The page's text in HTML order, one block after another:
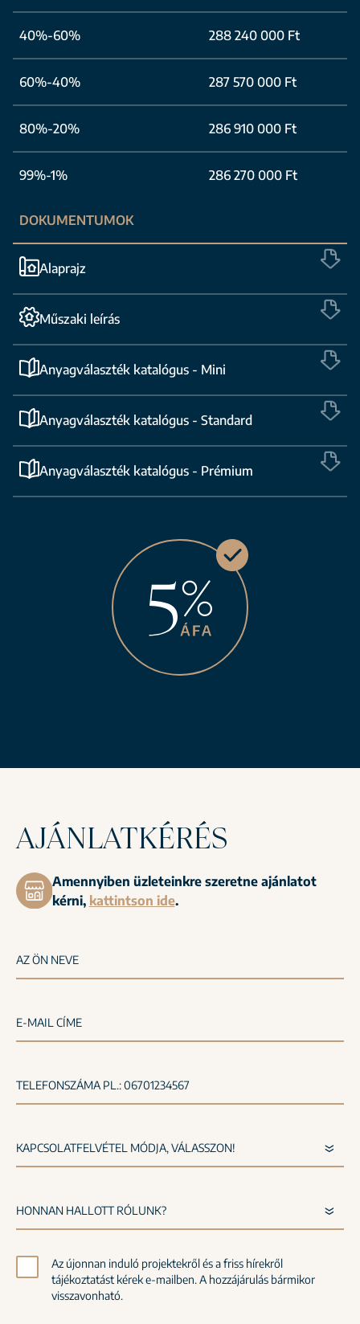
40%-60% 288 240 000 Ft
60%-40% 287 570 000 Ft
80%-20% 286 910 000 Ft
99%-1% 286 270 000 Ft
DOKUMENTUMOK
Alaprajz
Műszaki leírás
Anyagválaszték katalógus - Mini
Anyagválaszték katalógus - Standard
Anyagválaszték katalógus - Prémium
AJÁNLATKÉRÉS
Amennyiben üzleteinkre szeretne ajánlatot
kérni, kattintson ide.
AZ ÖN NEVE
E-MAIL CÍME
TELEFONSZÁMA PL.: 06701234567
Az újonnan induló projektekről és a friss hírekről
tájékoztatást kérek e-mailben. A hozzájárulás bármikor
visszavonható.